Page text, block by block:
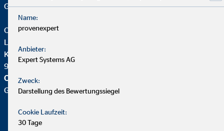
Geschäftsstelle | Bayreuth
Oliver Weber
Landesdirektor für die OVB
Karlsbader Str. 1b
95448 Bayreuth
OVB Vermögensberatung AG
Geschäftsstelle |
Name:
provenexpert
Anbieter:
Expert Systems AG
Zweck:
Darstellung des Bewertungssiegel
Cookie Laufzeit:
30 Tage